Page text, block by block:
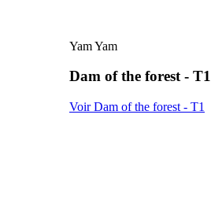
Yam Yam
Dam of the forest - T1
Voir Dam of the forest - T1